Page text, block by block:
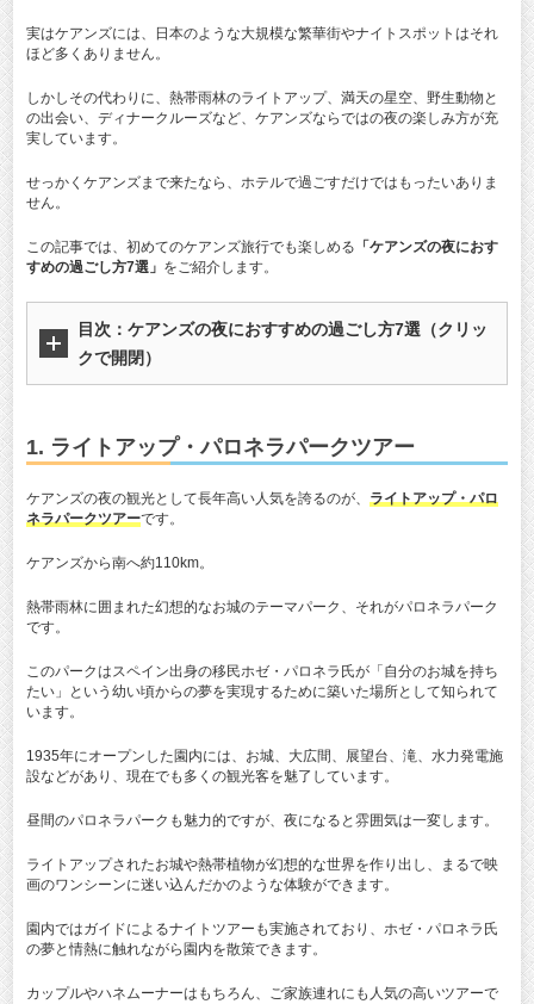
実はケアンズには、日本のような大規模な繁華街やナイトスポットはそれ
ほど多くありません。
しかしその代わりに、熱帯雨林のライトアップ、満天の星空、野生動物と
の出会い、ディナークルーズなど、ケアンズならではの夜の楽しみ方が充
実しています。
せっかくケアンズまで来たなら、ホテルで過ごすだけではもったいありま
せん。
この記事では、初めてのケアンズ旅行でも楽しめる 「ケアンズの夜におす
すめの過ごし方7選」 をご紹介します。
目次： ケアンズの夜におすすめの過ごし方7選（クリッ
クで開閉）
1. ライトアップ・パロネラパークツアー
ケアンズの夜の観光として長年高い人気を誇るのが、 ライトアップ・パロ
ネラパークツアーです。
ケアンズから南へ約110km。
熱帯雨林に囲まれた幻想的なお城のテーマパーク、それがパロネラパーク
です。
このパークはスペイン出身の移民ホゼ・パロネラ氏が「自分のお城を持ち
たい」という幼い頃からの夢を実現するために築いた場所として知られて
います。
1935年にオープンした園内には、お城、大広間、展望台、滝、水力発電施
設などがあり、現在でも多くの観光客を魅了しています。
昼間のパロネラパークも魅力的ですが、夜になると雰囲気は一変します。
ライトアップされたお城や熱帯植物が幻想的な世界を作り出し、まるで映
画のワンシーンに迷い込んだかのような体験ができます。
園内ではガイドによるナイトツアーも実施されており、ホゼ・パロネラ氏
の夢と情熱に触れながら園内を散策できます。
カップルやハネムーナーはもちろん、ご家族連れにも人気の高いツアーで